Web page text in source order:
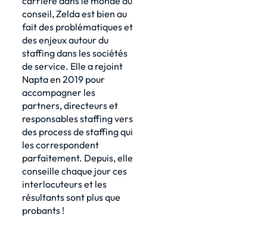
conseil, Zelda est bien au
fait des problématiques et
des enjeux autour du
staffing dans les sociétés
de service. Elle a rejoint
Napta en 2019 pour
accompagner les
partners, directeurs et
responsables staffing vers
des process de staffing qui
les correspondent
parfaitement. Depuis, elle
conseille chaque jour ces
interlocuteurs et les
résultants sont plus que
probants !